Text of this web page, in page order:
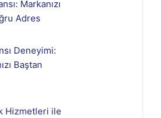
Markanızı
Adres
Deneyimi:
Baştan
Hizmetleri ile